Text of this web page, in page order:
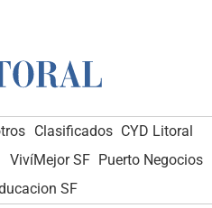
Clasificados CYD Litoral
VivíMejor SF Puerto Negocios
SF